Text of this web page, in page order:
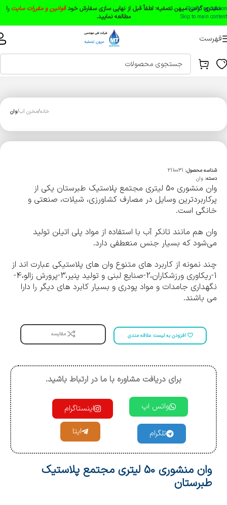
Skip to navigation
Skip to main content
مشتری گرامی میهن تصفیه: لطفاً قبل از نهایی سازی سفارش خودقوانین و مقررات سایت را
مطالعه نمایید.
فهرست
خانه مخزن آب وان
شناسه محصول: 2110031
دسته: وان
وان منشوری 50 لیتری مجتمع پلاستیک طبرستان یکی از
پرکاربردترین وسایل در مصارف کشاورزی، شیلات، صنعتی و
خانگی است.
وان هم مانند تانکر آب با استفاده از مواد پلی اتیلن تولید
می‌شود که بسیار جنس منعطفی دارد.
چند نمونه از کاربرد های متنوع وان های پلاستیکی عبارت اند از
1-ریکاوری ورزشکاران،2-صنایع لبنی و تولید پنیر،3-پرورش زالو،4-
نگهداری جامدات و مواد پودری و بسیار کابرد های دیگر را دارا
می باشند.
افزودن به لیست علاقه مندی مقایسه
برای دریافت مشاوره با ما در ارتباط باشید.
واتس اپ اینستاگرام
تلگرام ایتا
وان منشوری 50 لیتری مجتمع پلاستیک
طبرستان